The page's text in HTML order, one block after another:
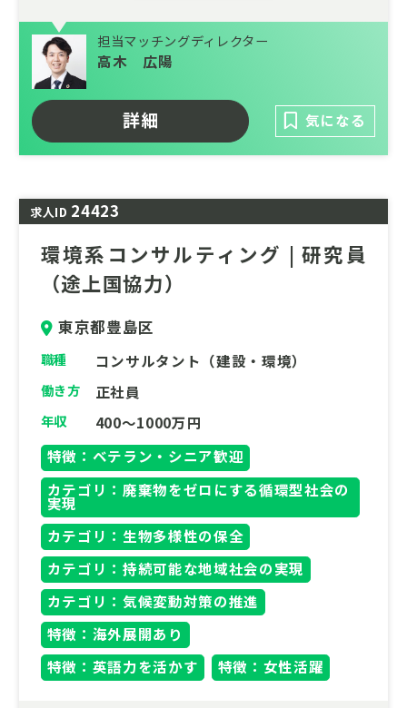
・まちづくり・都市計画
・持続可能な地域・都市づくり
・温暖化対策・エネルギー
・資源循環・サーキュラーエコノミー
・国際的な環境政策
・途上国技術協力
・環境・都市に関する事業化支援・施工監理
今回下記ポジションを募集しています。環
のお問い合わせをお待ちしております。
担当マッチングディレクター
高木 広陽
詳細 気になる
求人ID 24423
環境系コンサルティング | 研究員
（途上国協力）
東京都豊島区
職種 コンサルタント（建設・環境）
働き方 正社員
年収
400～1000万円
特徴：ベテラン・シニア歓迎
カテゴリ：廃棄物をゼロにする循環型社会の
実現
カテゴリ：生物多様性の保全
カテゴリ：持続可能な地域社会の実現
カテゴリ：気候変動対策の推進
特徴：海外展開あり
特徴：英語力を活かす
特徴：女性活躍